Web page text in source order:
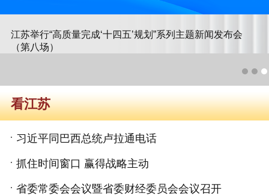
江苏举行“高质量完成‘十四五’规划”系列主题新闻发布会
（第八场）
看江苏
习近平同巴西总统卢拉通电话
抓住时间窗口 赢得战略主动
省委常委会会议暨省委财经委员会会议召开